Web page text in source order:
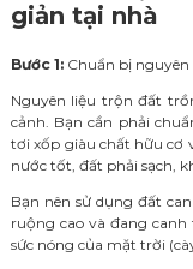
giản tại nhà
Bước 1: Chuẩn bị
Nguyên liệu trộn đất
cảnh. Bạn cần phải
tơi xốp giàu chất hữu cơ
nước tốt, đất phải sạch,
Bạn nên sử dụng đất
ruộng cao và đang
sức nóng của mặt trời